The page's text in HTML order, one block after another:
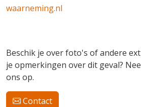
waarneming.nl
Beschik je over foto's of andere
je opmerkingen over dit geval?
ons op.
Contact